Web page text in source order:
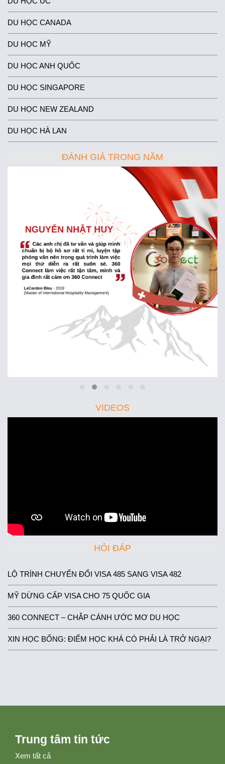
DU HỌC CANADA
DU HỌC MỸ
DU HỌC ANH QUỐC
DU HỌC SINGAPORE
DU HỌC NEW ZEALAND
DU HỌC HÀ LAN
ĐÁNH GIÁ TRONG NĂM
VIDEOS
HỎI ĐÁP
LỘ TRÌNH CHUYỂN ĐỔI VISA 485 SANG VISA 482
MỸ DỪNG CẤP VISA CHO 75 QUỐC GIA
360 CONNECT – CHẮP CÁNH ƯỚC MƠ DU HỌC
XIN HỌC BỔNG: ĐIỂM HỌC KHÁ CÓ PHẢI LÀ TRỞ NGẠI?
Trung tâm tin tức
Xem tất cả